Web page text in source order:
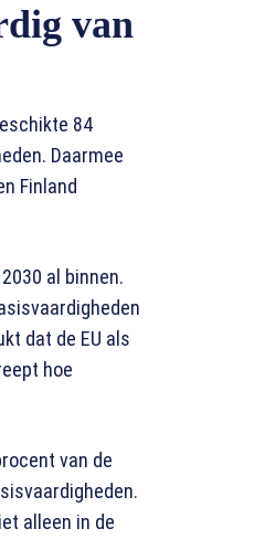
van
84
Daarmee
Finland
al binnen.
dat de EU als
hoe
van de
alleen in de